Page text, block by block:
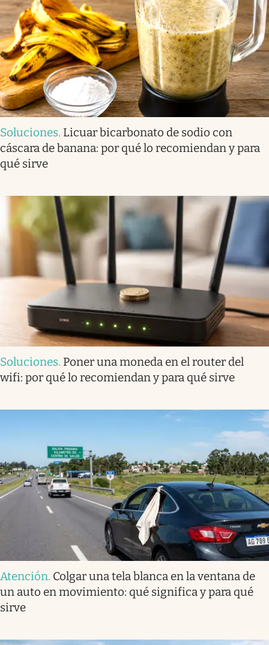
Soluciones. Licuar bicarbonato de sodio con
cáscara de banana: por qué lo recomiendan y para
qué sirve
Soluciones. Poner una moneda en el router del
wifi: por qué lo recomiendan y para qué sirve
Atención. Colgar una tela blanca en la ventana de
un auto en movimiento: qué significa y para qué
sirve